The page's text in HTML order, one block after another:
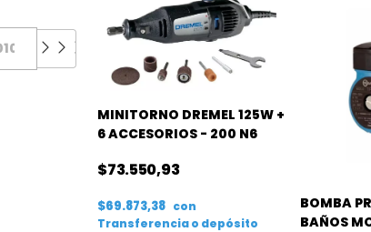
MINITORNO DREMEL 125W +
6 ACCESORIOS - 200 N6
$73.550,93
$69.873,38 con
Transferencia o depósito
BOMBA
BAÑOS